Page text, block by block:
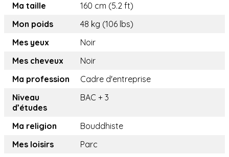
Ma taille
160 cm (5.2 ft)
Mon poids
48 kg (106 lbs)
Mes yeux
Noir
Mes cheveux
Noir
Ma profession
Cadre d'entreprise
Niveau
d’études
BAC + 3
Ma religion
Bouddhiste
Mes loisirs
Parc